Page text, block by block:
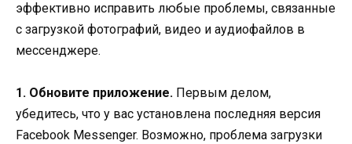
эффективно исправить любые проблемы, связанные
с загрузкой фотографий, видео и аудиофайлов в
мессенджере.
1. Обновите приложение. Первым делом,
убедитесь, что у вас установлена последняя версия
Facebook Messenger. Возможно, проблема загрузки